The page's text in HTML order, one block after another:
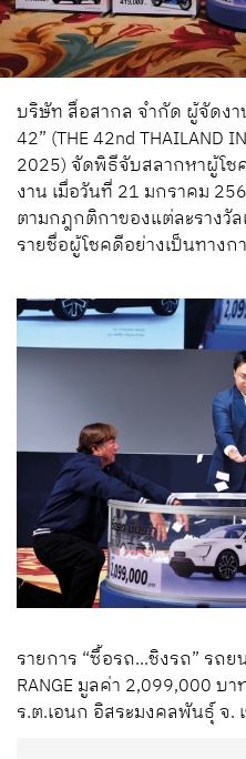
บริษัท สื่อสากล จำกัด ผู้จัดง
42” (THE 42nd THAILAND
2025) จัดพิธีจับสลากหาผู้โช
งาน เมื่อวันที่ 21 มกราคม
ตามกฎกติกาของแต่ละรางวั
รายชื่อผู้โชคดีอย่างเป็นทางก
รายการ “ซื้อรถ...ชิงรถ” รถย
RANGE มูลค่า 2,099,000 บ
ร.ต.เอนก อิสระมงคลพันธุ์ จ.